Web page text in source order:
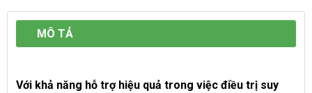
MÔ TẢ
Với khả năng hỗ trợ hiệu quả trong việc điều trị suy